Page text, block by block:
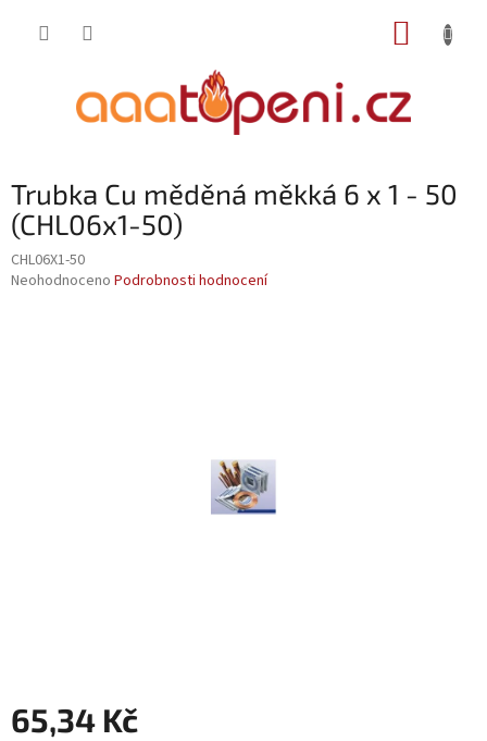
Trubka Cu měděná měkká 6 x 1 - 50
(CHL06x1-50)
CHL06X1-50
Průměrné
Neohodnoceno Podrobnosti hodnocení
65,34 Kč